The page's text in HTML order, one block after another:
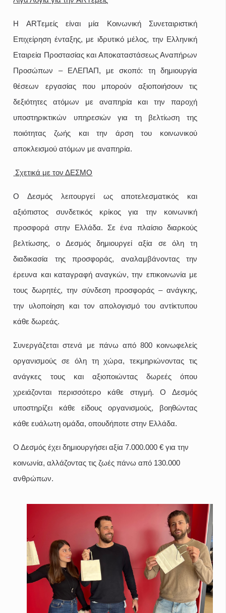
H ARTεμείς είναι μία Κοινωνική Συνεταιριστική
Επιχείρηση ένταξης, με ιδρυτικό μέλος, την Ελληνική
Εταιρεία Προστασίας και Αποκαταστάσεως Αναπήρων
Προσώπων – ΕΛΕΠΑΠ, με σκοπό: τη δημιουργία
θέσεων εργασίας που μπορούν αξιοποιήσουν τις
δεξιότητες ατόμων με αναπηρία και την παροχή
υποστηρικτικών υπηρεσιών για τη βελτίωση της
ποιότητας ζωής και την άρση του κοινωνικού
αποκλεισμού ατόμων με αναπηρία.
Σχετικά με τον ΔΕΣΜΟ
Ο Δεσμός λειτουργεί ως αποτελεσματικός και
αξιόπιστος συνδετικός κρίκος για την κοινωνική
προσφορά στην Ελλάδα. Σε ένα πλαίσιο διαρκούς
βελτίωσης, ο Δεσμός δημιουργεί αξία σε όλη τη
διαδικασία της προσφοράς, αναλαμβάνοντας την
έρευνα και καταγραφή αναγκών, την επικοινωνία με
τους δωρητές, την σύνδεση προσφοράς – ανάγκης,
την υλοποίηση και τον απολογισμό του αντίκτυπου
κάθε δωρεάς.
Συνεργάζεται στενά με πάνω από 800 κοινωφελείς
οργανισμούς σε όλη τη χώρα, τεκμηριώνοντας τις
ανάγκες τους και αξιοποιώντας δωρεές όπου
χρειάζονται περισσότερο κάθε στιγμή. Ο Δεσμός
υποστηρίζει κάθε είδους οργανισμούς, βοηθώντας
κάθε ευάλωτη ομάδα, οπουδήποτε στην Ελλάδα.
Ο Δεσμός έχει δημιουργήσει αξία 7.000.000 € για την
κοινωνία, αλλάζοντας τις ζωές πάνω από 130.000
ανθρώπων.